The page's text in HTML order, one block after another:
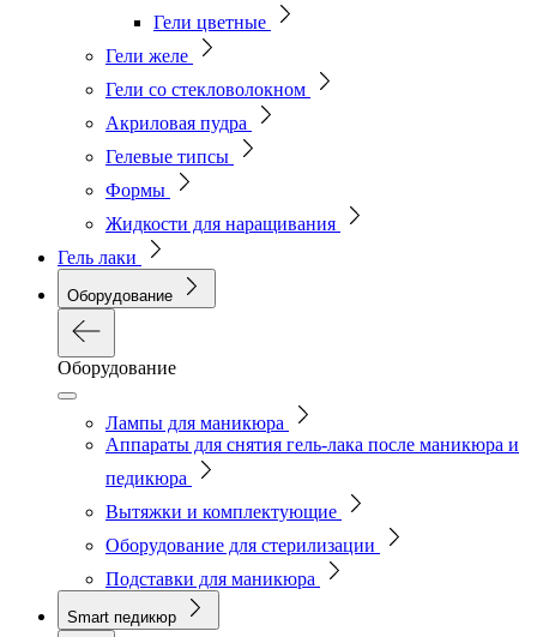
Гели цветные
Гели желе
Гели со стекловолокном
Акриловая пудра
Гелевые типсы
Формы
Жидкости для наращивания
Гель лаки
Оборудование
Оборудование
Лампы для маникюра
Аппараты для снятия гель-лака после маникюра и
педикюра
Вытяжки и комплектующие
Оборудование для стерилизации
Подставки для маникюра
Smart педикюр